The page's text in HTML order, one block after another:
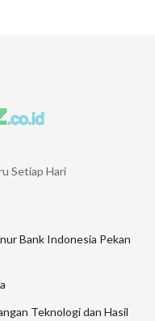
Setiap Hari
Bank Indonesia Pekan
Teknologi dan Hasil